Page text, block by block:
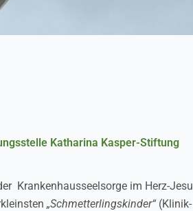
Katharina Kasper-Stiftung
Krankenhausseelsorge im Herz-Jesu
„Schmetterlingskinder“(Klinik-